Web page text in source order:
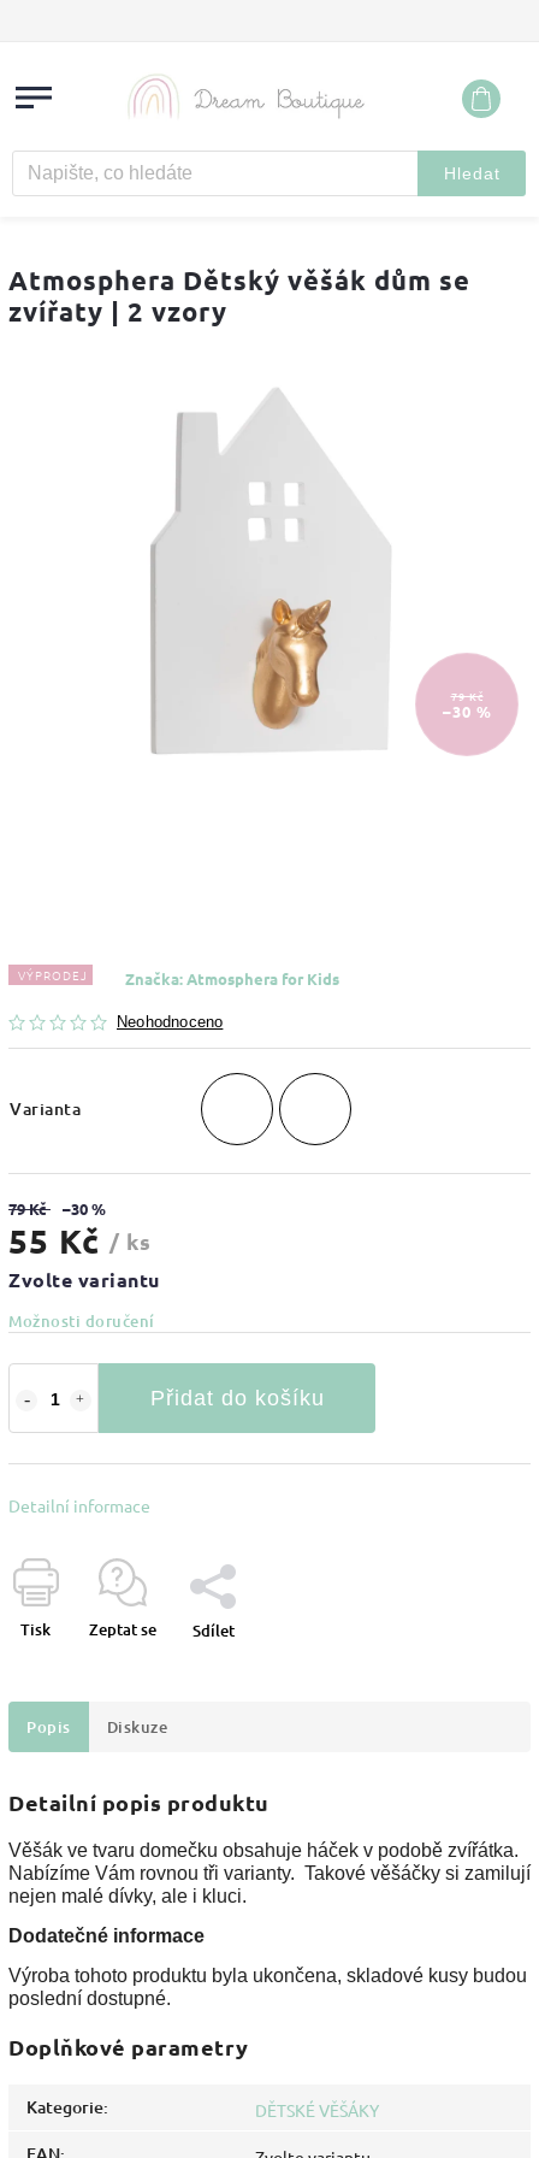
Hledat
Atmosphera Dětský věšák dům se
zvířaty | 2 vzory
79 Kč
–30 %
VÝPRODEJ
Neohodnoceno
Značka:Atmosphera for Kids
Varianta
79 Kč –30 %
55 Kč / ks
Zvolte variantu
Možnosti doručení
Přidat do košíku
Detailní informace
Tisk Zeptat se Sdílet
Popis Diskuze
Detailní popis produktu
Věšák ve tvaru domečku obsahuje háček v podobě zvířátka.
Nabízíme Vám rovnou tři varianty. Takové věšáčky si zamilují
nejen malé dívky, ale i kluci.
Dodatečné informace
Výroba tohoto produktu byla ukončena, skladové kusy budou
poslední dostupné.
Doplňkové parametry
Kategorie: DĚTSKÉ VĚŠÁKY